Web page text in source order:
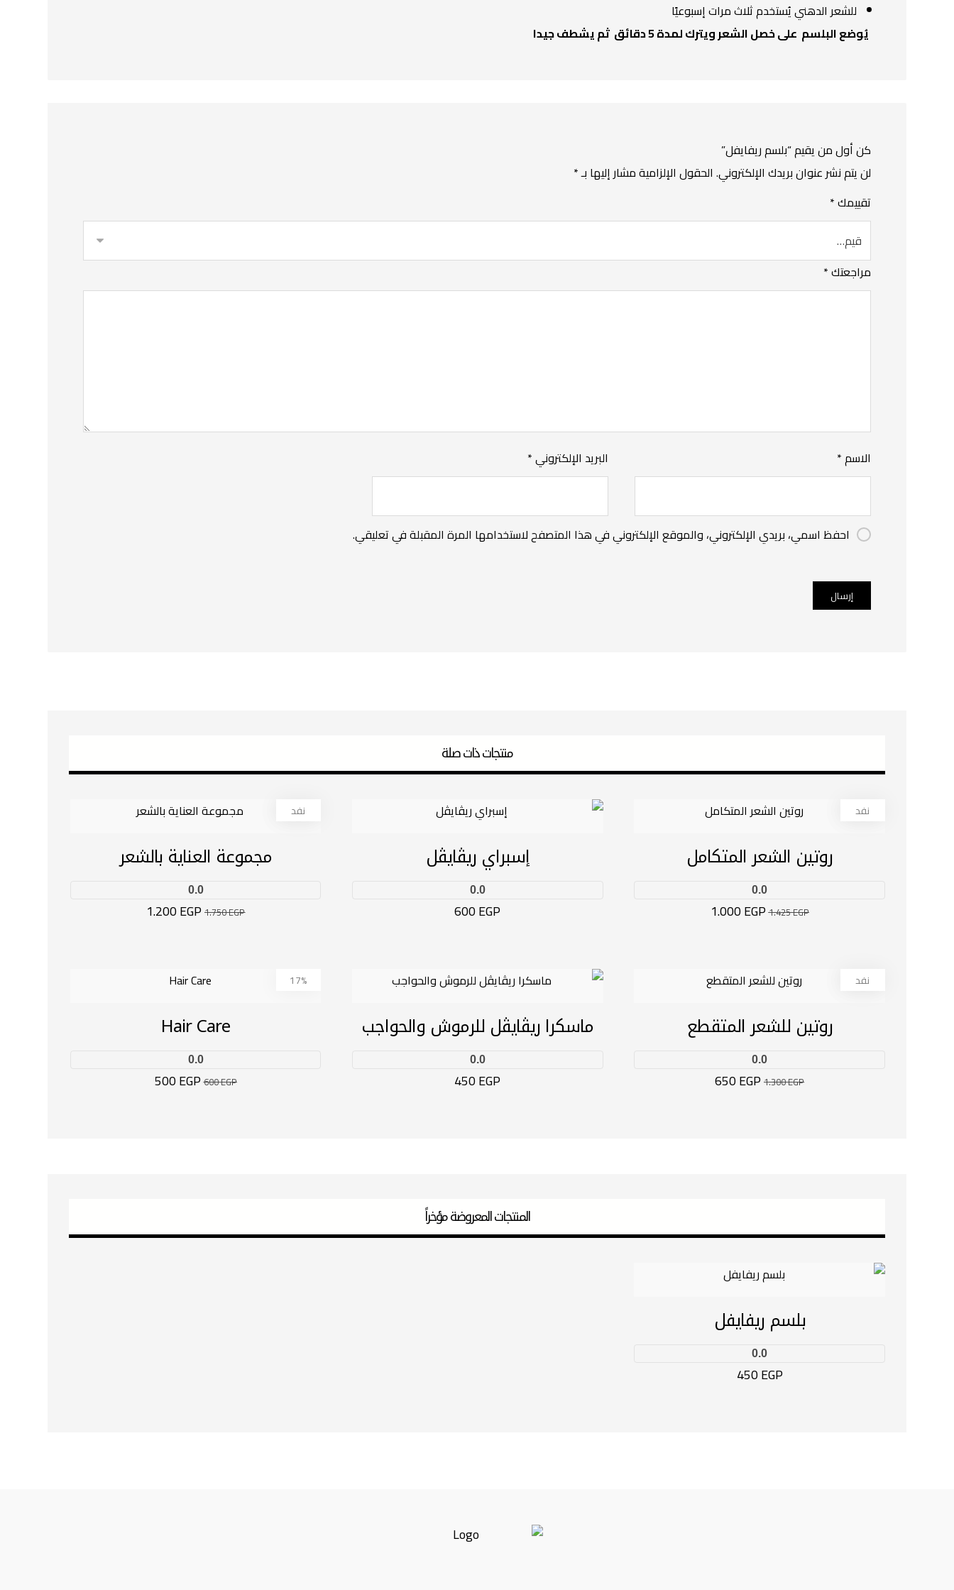
للشعر الدهني يُستخدم ثلاث مرات إسبوعيًا
يُوضع البلسم على خصل الشعر ويترك لمدة 5 دقائق ثم يشطف جيدا
كن أول من يقيم “بلسم ريفايفل”
لن يتم نشر عنوان بريدك الإلكتروني. الحقول الإلزامية مشار إليها بـ*
تقييمك*
مراجعتك*
الاسم* البريد الإلكتروني*
احفظ اسمي، بريدي الإلكتروني، والموقع الإلكتروني في هذا المتصفح لاستخدامها المرة المقبلة في تعليقي.
منتجات ذات صلة
30%
روتين الشعر المتكامل
0.0
1.425EGP
1.000EGP
نفد
إسبراي ريڤايڤل
0.0
600EGP
31%
مجموعة العناية بالشعر
0.0
1.750EGP
1.200EGP
نفد
50%
روتين للشعر المتقطع
0.0
1.300EGP
650EGP
نفد
ماسكرا ريڤايڤل للرموش والحواجب
0.0
450EGP
17%
Hair Care
0.0
600EGP
500EGP
المنتجات المعروضة مؤخراً
بلسم ريفايفل
0.0
450EGP